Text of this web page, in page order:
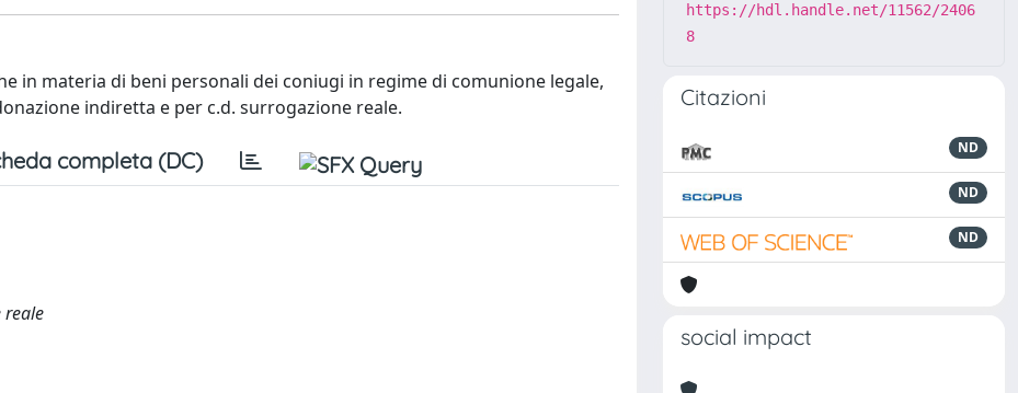
materia di beni personali dei coniugi in regime di comunione legale,
indiretta e per c.d. surrogazione reale.
completa (DC)
reale
https://hdl.handle.net/11562/2406
8
Citazioni
ND
ND
ND
social impact